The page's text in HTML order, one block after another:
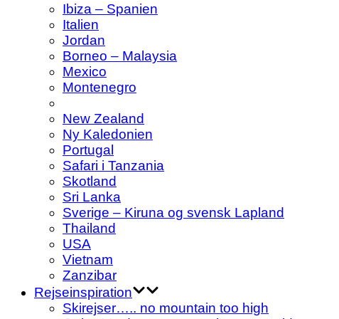
Ibiza – Spanien
Italien
Jordan
Borneo – Malaysia
Mexico
Montenegro
New Zealand
Ny Kaledonien
Portugal
Safari i Tanzania
Skotland
Sri Lanka
Sverige – Kiruna og svensk Lapland
Thailand
USA
Vietnam
Zanzibar
Rejseinspiration
Skirejser….. no mountain too high